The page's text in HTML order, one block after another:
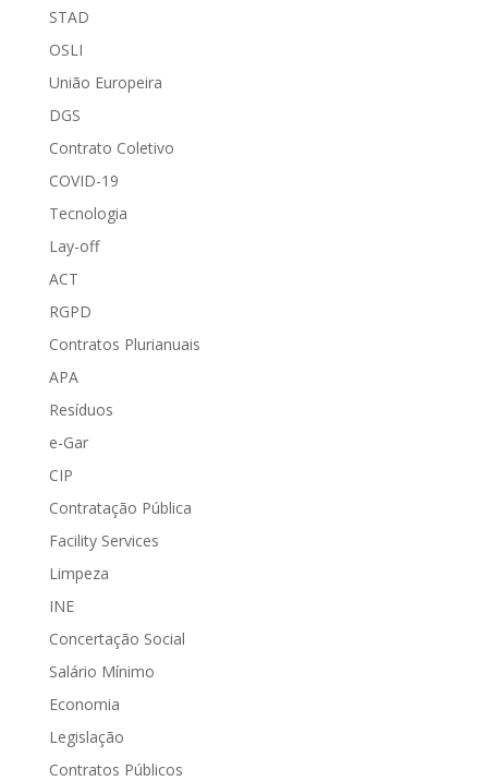
STAD
OSLI
União Europeira
DGS
Contrato Coletivo
COVID-19
Tecnologia
Lay-off
ACT
RGPD
Contratos Plurianuais
APA
Resíduos
e-Gar
CIP
Contratação Pública
Facility Services
Limpeza
INE
Concertação Social
Salário Mínimo
Economia
Legislação
Contratos Públicos